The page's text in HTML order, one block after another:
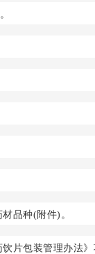
品种(附件)。
片包装管理办法